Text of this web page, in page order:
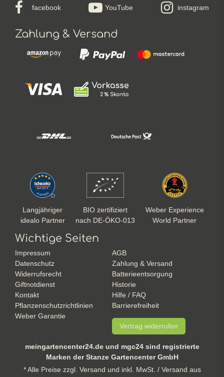
facebook YouTube instagram
Zahlung & Versand
Langjähriger
idealo Partner
BIO zertifiziert
nach DE-ÖKO-013
Weber Experience
World Partner
Wichtige Seiten
Impressum
AGB
Datenschutz
Zahlung & Versand
Widerrufsrecht
Batterieentsorgung
Giftnotdienst
Historie
Kontakt
Hilfe / FAQ
Pflanzenschutzrichtlinien
Barrierefreiheit
Weber Garantie
Vertrag widerrufen
meingartencenter24.de und mgc24 sind registrierte
Marken der Stanze Gartencenter GmbH
* Alle Preise zzgl. Versand und inkl. MwSt. / Versand aus